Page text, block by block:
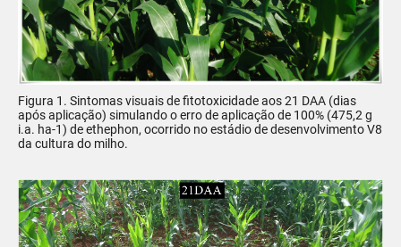
Figura 1. Sintomas visuais de fitotoxicidade aos 21 DAA (dias
após aplicação) simulando o erro de aplicação de 100% (475,2 g
i.a. ha-1) de ethephon, ocorrido no estádio de desenvolvimento V8
da cultura do milho.